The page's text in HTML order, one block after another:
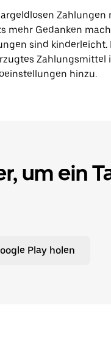
Zahlungen
mehr Gedanken
sind kinderleicht.
Zahlungsmittel
hinzu.
um ein
Play holen